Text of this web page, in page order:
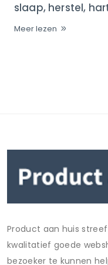
slaap, herstel,
Meer lezen
Product aan huis
kwalitatief goede
bezoeker te kunnen